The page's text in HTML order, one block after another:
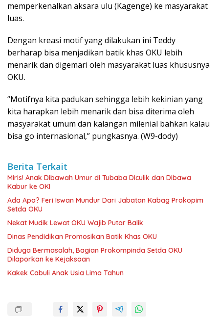
memperkenalkan aksara ulu (Kagenge) ke masyarakat
luas.
Dengan kreasi motif yang dilakukan ini Teddy
berharap bisa menjadikan batik khas OKU lebih
menarik dan digemari oleh masyarakat luas khususnya
OKU.
“Motifnya kita padukan sehingga lebih kekinian yang
kita harapkan lebih menarik dan bisa diterima oleh
masyarakat umum dan kalangan milenial bahkan kalau
bisa go internasional,” pungkasnya. (W9-dody)
Berita Terkait
Miris! Anak Dibawah Umur di Tubaba Diculik dan Dibawa
Kabur ke OKI
Ada Apa? Feri Iswan Mundur Dari Jabatan Kabag Prokopim
Setda OKU
Nekat Mudik Lewat OKU Wajib Putar Balik
Dinas Pendidikan Promosikan Batik Khas OKU
Diduga Bermasalah, Bagian Prokompinda Setda OKU
Dilaporkan ke Kejaksaan
Kakek Cabuli Anak Usia Lima Tahun